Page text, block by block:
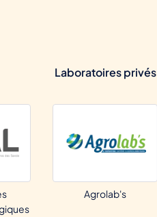
Laboratoires privés
Agrolab's